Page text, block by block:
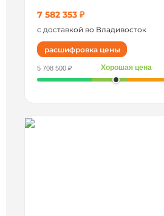
7 582 353 ₽
с доставкой во Владивосток
расшифровка цены
5 708 500 ₽ Хорошая цена